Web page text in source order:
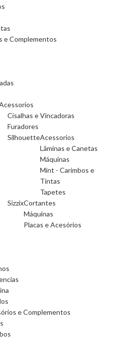
e Complementos
Cisalhas e Vincadoras
Furadores
SilhouetteAcessorios
Lâminas e Canetas
Máquinas
Mint - Carimbos e
Tintas
Tapetes
SizzixCortantes
Máquinas
Placas e Acesórios
e Complementos